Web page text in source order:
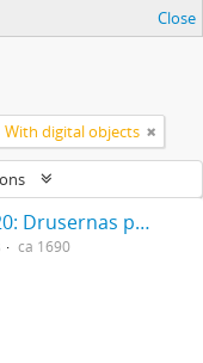
Close
With digital objects
Codex Berggrenianus 20: Drusernas på Libanon heliga bok
ca 1690